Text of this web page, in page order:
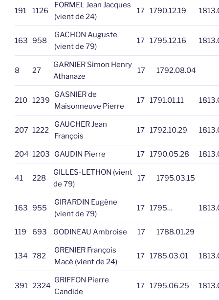
191 1126
FORMEL Jean Jacques
(vient de 24)
17 1790.12.19
163 958
GACHON Auguste
(vient de 79)
17 1795.12.16
8 27
GARNIER Simon Henry
Athanaze
17 1792.08.04
210 1239
GASNIER de
Maisonneuve Pierre
17 1791.01.11
207 1222
GAUCHER Jean
François
17 1792.10.29
204 1203 GAUDIN Pierre 17 1790.05.28
41 228
GILLES-LETHON (vient
de 79)
17 1795.03.15
163 955
GIRARDIN Eugène
(vient de 79)
17 1795…
119 693 GODINEAU Ambroise 17 1788.01.29
134 782
GRENIER François
Macé (vient de 24)
17 1785.03.01
391 2324
GRIFFON Pierre
Candide
17 1795.06.25